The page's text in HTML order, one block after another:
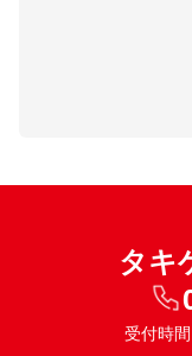
タキ
受付時